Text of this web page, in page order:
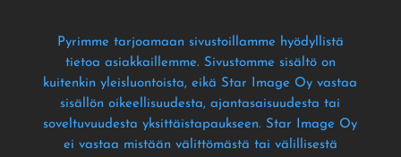
Pyrimme tarjoamaan sivustoillamme hyödyllistä
tietoa asiakkaillemme. Sivustomme sisältö on
kuitenkin yleisluontoista, eikä Star Image Oy vastaa
sisällön oikeellisuudesta, ajantasaisuudesta tai
soveltuvuudesta yksittäistapaukseen. Star Image Oy
ei vastaa mistään välittömästä tai välillisestä